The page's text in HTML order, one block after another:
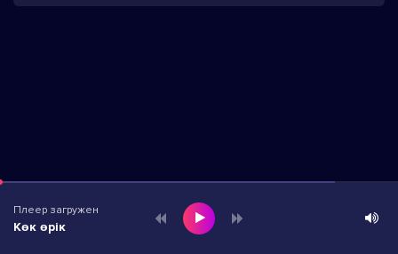
Плеер загружен
Көк өрік